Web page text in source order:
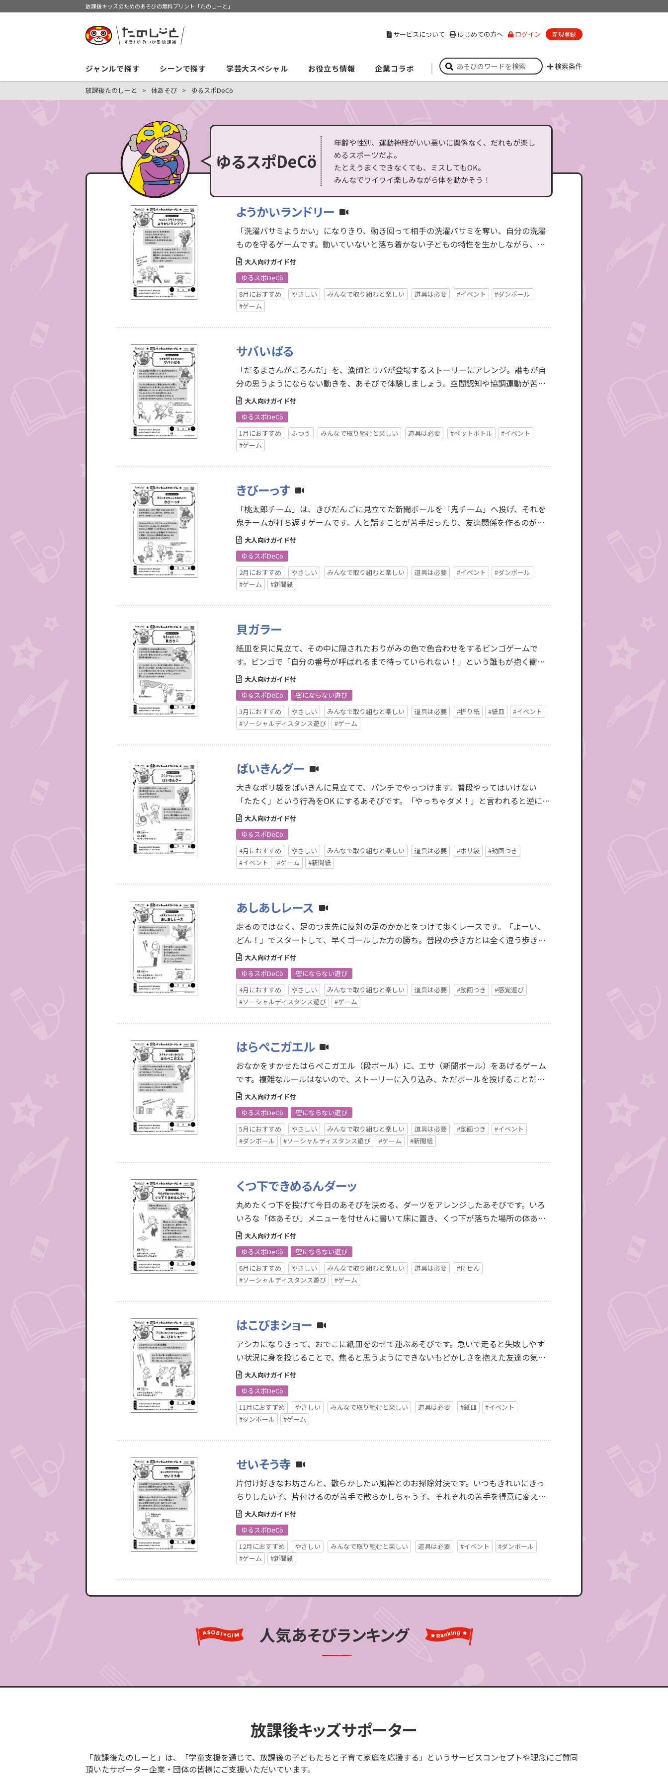
放課後キッズのためのあそびの無料プリント「たのしーと」
検索条件
ジャンルで探す シーンで探す 学芸大スペシャル お役立ち情報 企業コラボ
サービスについて はじめての方へ ログイン 新規登録
放課後たのしーと 体あそび ゆるスポDeCö
ゆるスポDeCö
年齢や性別、運動神経がいい悪いに関係なく、だれもが楽し
めるスポーツだよ。
たとえうまくできなくても、ミスしてもOK。
みんなでワイワイ楽しみながら体を動かそう！
ようかいランドリー
「洗濯バサミようかい」になりきり、動き回って相手の洗濯バサミを奪い、自分の洗濯
ものを守るゲームです。動いていないと落ち着かない子どもの特性を生かしながら、チ
ー…大人向けガイド付
ゆるスポDeCö
8月におすすめ
やさしい みんなで取り組むと楽しい 道具は必要 #イベント
#ダンボール
#ゲーム
サバいばる
「だるまさんがころんだ」を、漁師とサバが登場するストーリーにアレンジ。誰もが自
分の思うようにならない動きを、あそびで体験しましょう。空間認知や協調運動が苦手
と…大人向けガイド付
ゆるスポDeCö
1月におすすめ
ふつう みんなで取り組むと楽しい 道具は必要 #ペットボトル
#イベント
#ゲーム
きびーっす
「桃太郎チーム」は、きびだんごに見立てた新聞ボールを「鬼チーム」へ投げ、それを
鬼チームが打ち返すゲームです。人と話すことが苦手だったり、友達関係を作るのが難
し…大人向けガイド付
ゆるスポDeCö
2月におすすめ
やさしい みんなで取り組むと楽しい 道具は必要 #イベント
#ダンボール
#ゲーム
#新聞紙
貝ガラー
紙皿を貝に見立て、その中に隠されたおりがみの色で色合わせをするビンゴゲームで
す。ビンゴで「自分の番号が呼ばれるまで待っていられない！」という誰もが抱く衝動
を、…
大人向けガイド付
ゆるスポDeCö
密にならない遊び
3月におすすめ
やさしい みんなで取り組むと楽しい 道具は必要 #折り紙 #紙皿
#イベント
#ソーシャルディスタンス遊び
#ゲーム
ばいきんグー
大きなポリ袋をばいきんに見立てて、パンチでやっつけます。普段やってはいけない
「たたく」という行為をOK にするあそびです。「やっちゃダメ！」と言われると逆に
や…大人向けガイド付
ゆるスポDeCö
4月におすすめ
やさしい みんなで取り組むと楽しい 道具は必要 #ポリ袋
#動画つき
#イベント
#ゲーム #新聞紙
あしあしレース
走るのではなく、足のつま先に反対の足のかかとをつけて歩くレースです。「よーい、
どん！」でスタートして、早くゴールした方の勝ち。普段の歩き方とは全く違う歩き方
が…大人向けガイド付
ゆるスポDeCö
密にならない遊び
4月におすすめ
やさしい みんなで取り組むと楽しい 道具は必要 #動画つき
#感覚遊び
#ソーシャルディスタンス遊び
#ゲーム
はらぺこガエル
おなかをすかせたはらぺこガエル（段ボール）に、エサ（新聞ボール）をあげるゲーム
です。複雑なルールはないので、ストーリーに入り込み、ただボールを投げることだけ
に…大人向けガイド付
ゆるスポDeCö
密にならない遊び
5月におすすめ
やさしい みんなで取り組むと楽しい 道具は必要 #動画つき
#イベント
#ダンボール
#ソーシャルディスタンス遊び #ゲーム #新聞紙
くつ下できめるんダーッ
丸めたくつ下を投げて今日のあそびを決める、ダーツをアレンジしたあそびです。いろ
いろな「体あそび」メニューを付せんに書いて床に置き、くつ下が落ちた場所の体あそ
び…大人向けガイド付
ゆるスポDeCö
密にならない遊び
6月におすすめ
やさしい みんなで取り組むと楽しい 道具は必要
#付せん
#ソーシャルディスタンス遊び
#ゲーム
はこびまショー
アシカになりきって、おでこに紙皿をのせて運ぶあそびです。急いで走ると失敗しやす
い状況に身を投じることで、焦ると思うようにできないもどかしさを抱えた友達の気持
ち…大人向けガイド付
ゆるスポDeCö
11月におすすめ
やさしい みんなで取り組むと楽しい 道具は必要 #紙皿
#イベント
#ダンボール
#ゲーム
せいそう寺
片付け好きなお坊さんと、散らかしたい風神とのお掃除対決です。いつもきれいにきっ
ちりしたい子、片付けるのが苦手で散らかしちゃう子、それぞれの苦手を得意に変えた
あ…大人向けガイド付
ゆるスポDeCö
12月におすすめ
やさしい みんなで取り組むと楽しい 道具は必要 #イベント
#ダンボール
#ゲーム
#新聞紙
人気あそびランキング
放課後キッズサポーター
「放課後たのしーと」は、「学童支援を通じて、放課後の子どもたちと子育て家庭を応援する」というサービスコンセプトや理念にご賛同
頂いたサポーター企業・団体の皆様にご支援いただいています。